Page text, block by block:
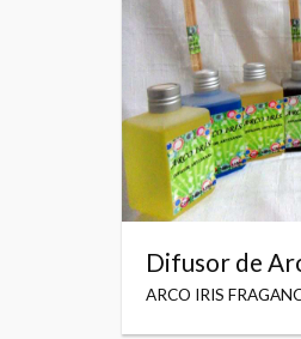
Difusor de
ARCO IRIS